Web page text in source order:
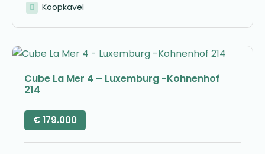
Koopkavel
Cube La Mer 4 – Luxemburg -Kohnenhof
214
€179.000